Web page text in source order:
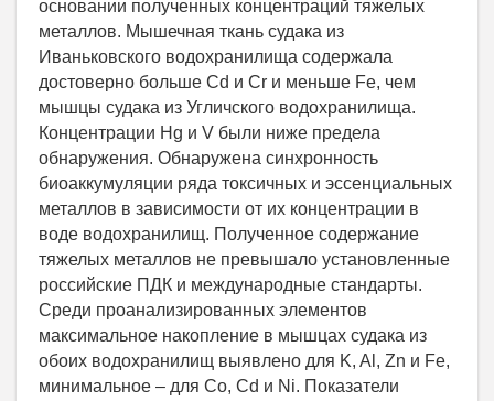
основании полученных концентраций тяжелых
металлов. Мышечная ткань судака из
Иваньковского водохранилища содержала
достоверно больше Cd и Cr и меньше Fe, чем
мышцы судака из Угличского водохранилища.
Концентрации Hg и V были ниже предела
обнаружения. Обнаружена синхронность
биоаккумуляции ряда токсичных и эссенциальных
металлов в зависимости от их концентрации в
воде водохранилищ. Полученное содержание
тяжелых металлов не превышало установленные
российские ПДК и международные стандарты.
Среди проанализированных элементов
максимальное накопление в мышцах судака из
обоих водохранилищ выявлено для K, Al, Zn и Fe,
минимальное – для Co, Cd и Ni. Показатели